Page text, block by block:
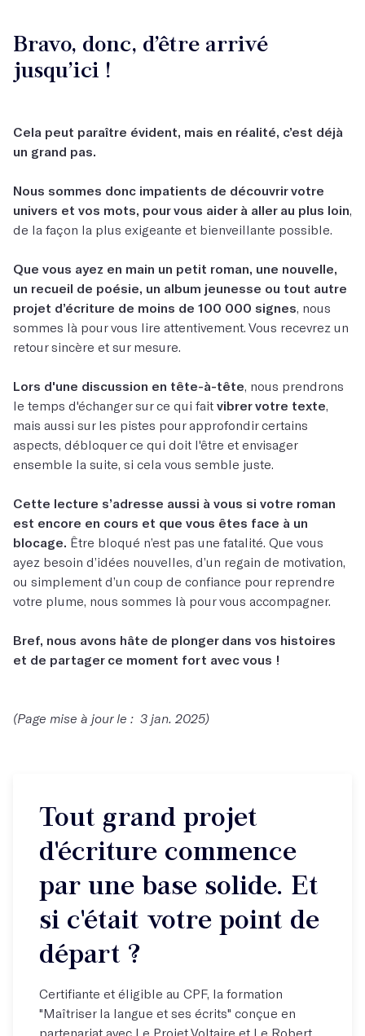
Bravo, donc, d’être arrivé
jusqu’ici !
Cela peut paraître évident, mais en réalité, c’est déjà
un grand pas.
Nous sommes donc impatients de découvrir votre
univers et vos mots, pour vous aider à aller au plus loin,
de la façon la plus exigeante et bienveillante possible.
Que vous ayez en main un petit roman, une nouvelle,
un recueil de poésie, un album jeunesse ou tout autre
projet d’écriture de moins de 100 000 signes, nous
sommes là pour vous lire attentivement. Vous recevrez un
retour sincère et sur mesure.
Lors d'une discussion en tête-à-tête, nous prendrons
le temps d'échanger sur ce qui fait vibrer votre texte,
mais aussi sur les pistes pour approfondir certains
aspects, débloquer ce qui doit l'être et envisager
ensemble la suite, si cela vous semble juste.
Cette lecture s’adresse aussi à vous si votre roman
est encore en cours et que vous êtes face à un
blocage. Être bloqué n’est pas une fatalité. Que vous
ayez besoin d’idées nouvelles, d’un regain de motivation,
ou simplement d’un coup de confiance pour reprendre
votre plume, nous sommes là pour vous accompagner.
Bref, nous avons hâte de plonger dans vos histoires
et de partager ce moment fort avec vous !
(Page mise à jour le : 3 jan. 2025)
Tout grand projet
d'écriture commence
par une base solide. Et
si c'était votre point de
départ ?
Certifiante et éligible au CPF, la formation
"Maîtriser la langue et ses écrits" conçue en
partenariat avec Le Projet Voltaire et Le Robert